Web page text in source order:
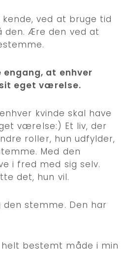
ved at bruge tid
den. Ære den ved at
engang, at enhver
eget værelse.
kvinde skal have
værelse:) Et liv, der
roller, hun udfylder,
Med den
i fred med sig selv.
det, hun vil.
den stemme. Den har
bestemt måde i min